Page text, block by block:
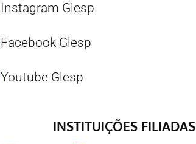
Instagram Glesp
Facebook Glesp
Youtube Glesp
INSTITUIÇÕES FILIADAS